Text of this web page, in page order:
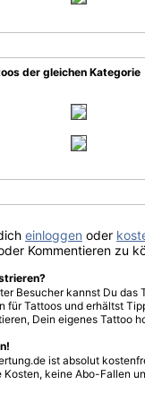
der gleichen Kategorie
einloggen oder
Kommentieren zu
Besucher kannst Du
für Tattoos und erhältst
Dein eigenes Tattoo
ist absolut
Kosten, keine Abo-Fallen